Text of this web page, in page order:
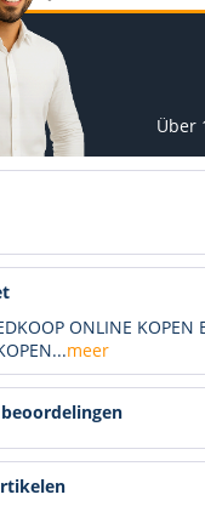
Über
ONLINE KOPEN
meer